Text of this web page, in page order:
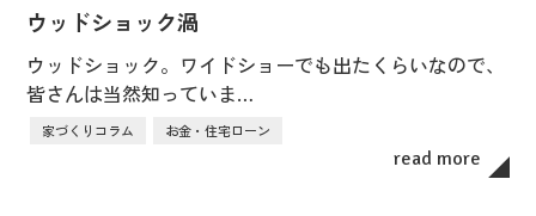
ウッドショック渦
ウッドショック。ワイドショーでも出たくらいなので、
皆さんは当然知っていま…
家づくりコラム お金・住宅ローン
read more